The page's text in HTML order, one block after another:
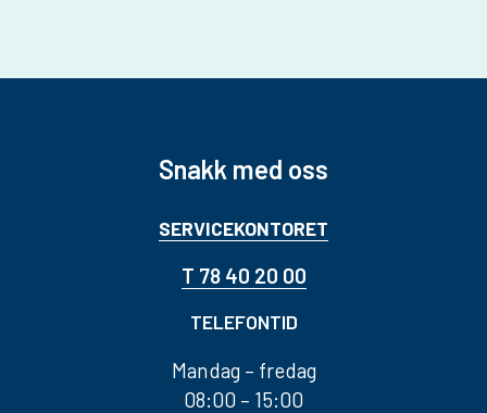
Snakk med oss
SERVICEKONTORET
T 78 40 20 00
TELEFONTID
Mandag – fredag
08:00 – 15:00